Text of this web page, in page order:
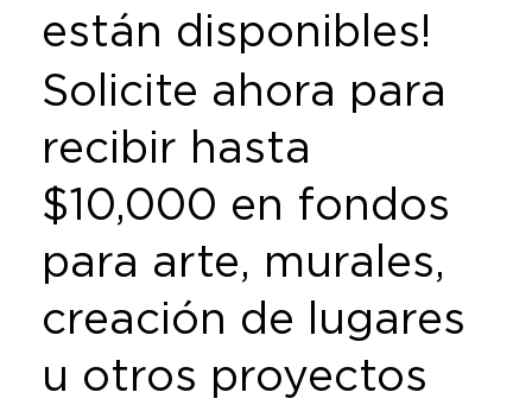
están disponibles!
Solicite ahora para
recibir hasta
$10,000 en fondos
para arte, murales,
creación de lugares
u otros proyectos